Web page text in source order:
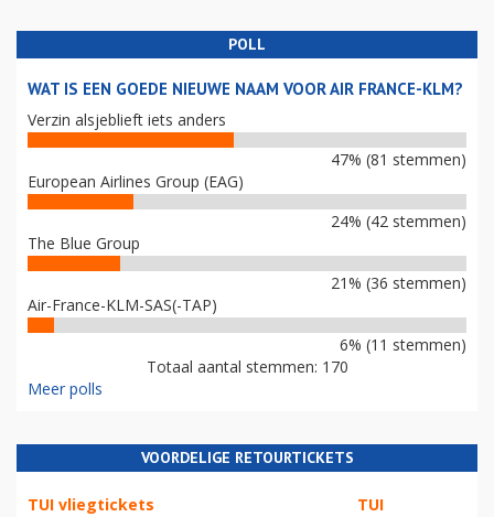
POLL
WAT IS EEN GOEDE NIEUWE NAAM VOOR AIR FRANCE-KLM?
Verzin alsjeblieft iets anders
47% (81 stemmen)
European Airlines Group (EAG)
24% (42 stemmen)
The Blue Group
21% (36 stemmen)
Air-France-KLM-SAS(-TAP)
6% (11 stemmen)
Totaal aantal stemmen: 170
Meer polls
VOORDELIGE RETOURTICKETS
TUI vliegtickets TUI